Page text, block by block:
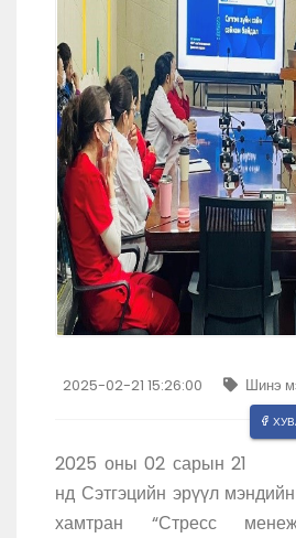
2025-02-21 15:26:00 Шинэ
2025 оны 02 сарын 21
нд Сэтгэцийн эрүүл
хамтран “Стресс